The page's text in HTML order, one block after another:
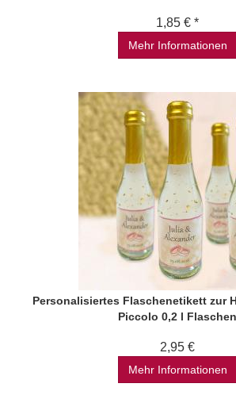
1,85 € *
Mehr Informationen
Personalisiertes Flaschenetikett zur
Piccolo 0,2 l Flaschen
2,95 €
Mehr Informationen